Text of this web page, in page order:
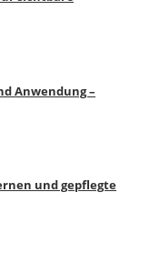
Anwendung –
und gepflegte